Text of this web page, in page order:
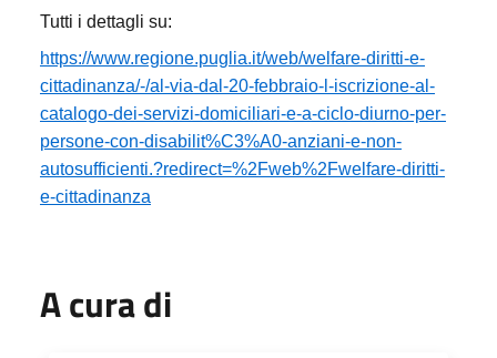
Tutti i dettagli su:
https://www.regione.puglia.it/web/welfare-diritti-e-
cittadinanza/-/al-via-dal-20-febbraio-l-iscrizione-al-
catalogo-dei-servizi-domiciliari-e-a-ciclo-diurno-per-
persone-con-disabilit%C3%A0-anziani-e-non-
autosufficienti.?redirect=%2Fweb%2Fwelfare-diritti-
e-cittadinanza
A cura di